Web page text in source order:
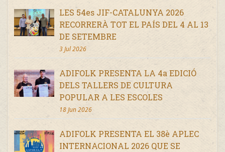
LES 54es JIF-CATALUNYA 2026
RECORRERÀ TOT EL PAÍS DEL 4 AL 13
DE SETEMBRE
3 Jul 2026
ADIFOLK PRESENTA LA 4a EDICIÓ
DELS TALLERS DE CULTURA
POPULAR A LES ESCOLES
18 Jun 2026
ADIFOLK PRESENTA EL 38è APLEC
INTERNACIONAL 2026 QUE SE